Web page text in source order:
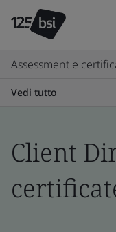
Assessment e
Vedi tutto
Client